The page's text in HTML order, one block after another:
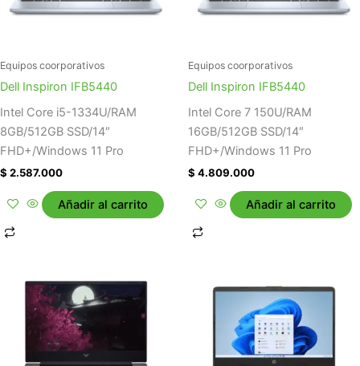
Equipos coorporativos
Dell Inspiron IFB5440
Intel Core i5-1334U/RAM
8GB/512GB SSD/14″
FHD+/Windows 11 Pro
$ 2.587.000
Añadir al carrito
Equipos coorporativos
Dell Inspiron IFB5440
Intel Core 7 150U/RAM
16GB/512GB SSD/14″
FHD+/Windows 11 Pro
$ 4.809.000
Añadir al carrito